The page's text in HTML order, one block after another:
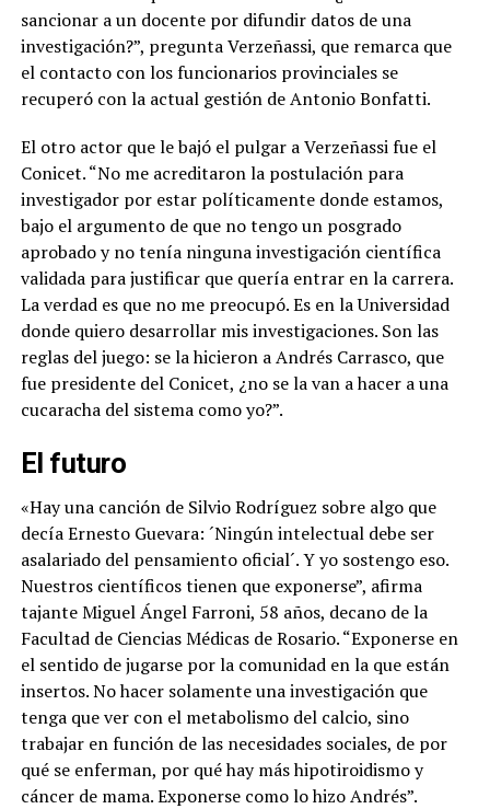
sancionar a un docente por difundir datos de una
investigación?”, pregunta Verzeñassi, que remarca que
el contacto con los funcionarios provinciales se
recuperó con la actual gestión de Antonio Bonfatti.
El otro actor que le bajó el pulgar a Verzeñassi fue el
Conicet. “No me acreditaron la postulación para
investigador por estar políticamente donde estamos,
bajo el argumento de que no tengo un posgrado
aprobado y no tenía ninguna investigación científica
validadapara justificar que quería entrar en la carrera.
La verdad es que no me preocupó. Es en la Universidad
donde quiero desarrollar mis investigaciones. Son las
reglas del juego: se la hicieron a Andrés Carrasco, que
fue presidente del Conicet, ¿no se la van a hacer a una
cucaracha del sistema como yo?”.
El futuro
«Hay una canción de Silvio Rodríguez sobre algo que
decía Ernesto Guevara: ´Ningún intelectual debe ser
asalariado del pensamiento oficial´. Y yo sostengo eso.
Nuestros científicos tienen que exponerse”, afirma
tajante Miguel Ángel Farroni, 58 años, decano de la
Facultad de Ciencias Médicas de Rosario. “Exponerse en
el sentido de jugarse por la comunidad en la que están
insertos. No hacer solamente una investigación que
tenga que ver con el metabolismo del calcio, sino
trabajar en función de las necesidades sociales, de por
qué se enferman, por qué hay más hipotiroidismo y
cáncer de mama.Exponerse como lo hizo Andrés”.